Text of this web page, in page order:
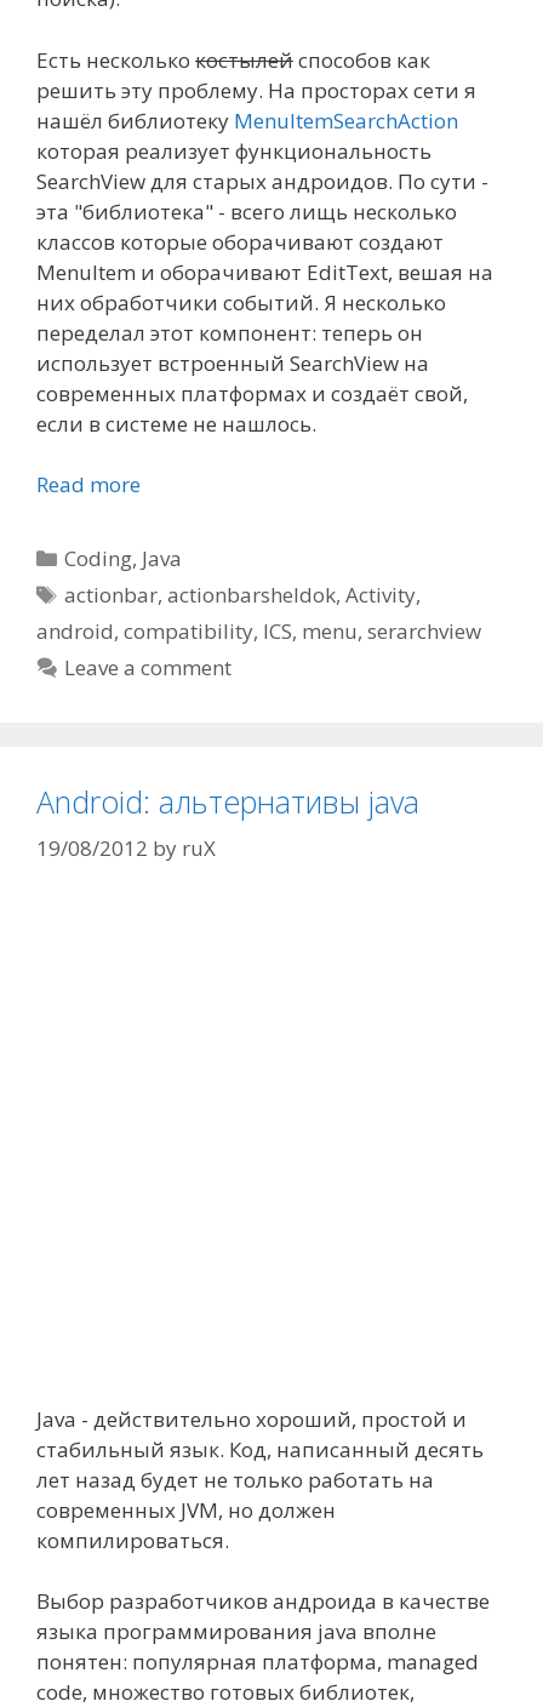
Есть несколько костылейспособов как
решить эту проблему. На просторах сети я
нашёл библиотеку MenuItemSearchAction
которая реализует функциональность
SearchView для старых андроидов. По сути -
эта "библиотека" - всего лищь несколько
классов которые оборачивают создают
MenuItem и оборачивают EditText, вешая на
них обработчики событий. Я несколько
переделал этот компонент: теперь он
использует встроенный SearchView на
современных платформах и создаёт свой,
если в системе не нашлось.
Read more
Categories
Coding, Java
Tags
actionbar,actionbarsheldok,Activity,
android, compatibility, ICS, menu, serarchview
Leave a comment
Android: альтернативы java
19/08/2012 by ruX
Java - действительно хороший, простой и
стабильный язык. Код, написанный десять
лет назад будет не только работать на
современных JVM, но должен
компилироваться.
Выбор разработчиков андроида в качестве
языка программирования java вполне
понятен: популярная платформа, managed
code, множество готовых библиотек,